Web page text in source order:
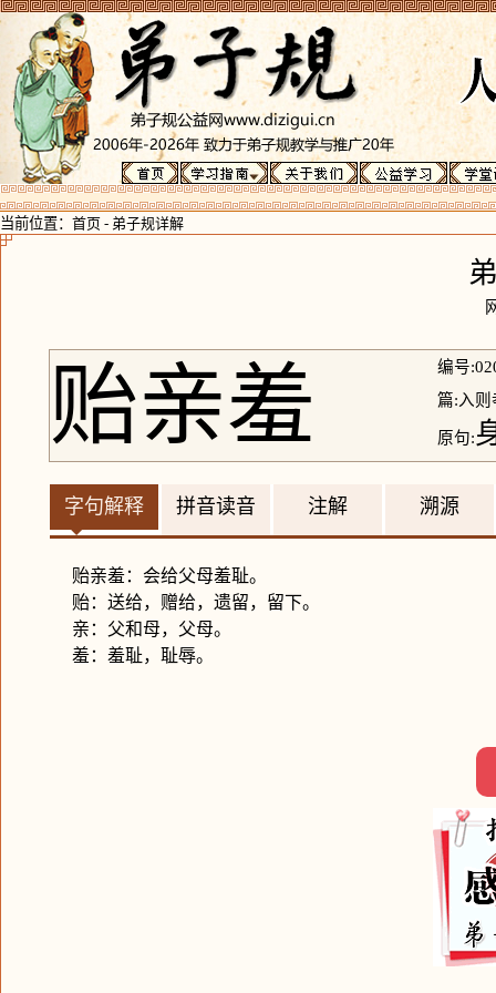
当前位置： 首页 - 弟子规详解
贻亲羞
编号
篇:入则
原句:
字句解释 拼音读音 注解 溯源
贻亲羞：会给父母羞耻。
贻：送给，赠给，遗留，留下。
亲：父和母，父母。
羞：羞耻，耻辱。